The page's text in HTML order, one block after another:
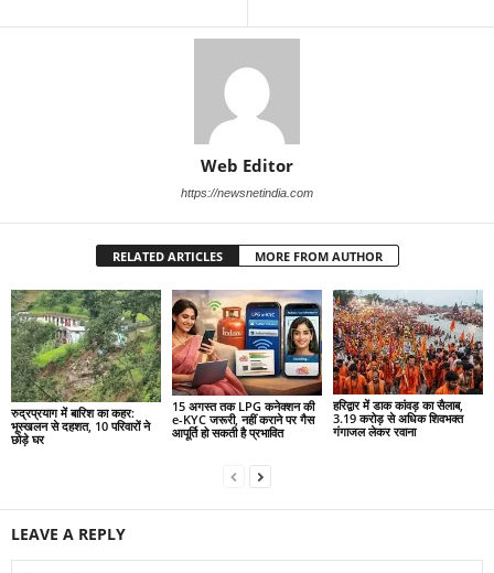
Web Editor
https://newsnetindia.com
RELATED ARTICLES MORE FROM AUTHOR
रुद्रप्रयाग में बारिश का कहर:
भूस्खलन से दहशत, 10 परिवारों ने
छोड़े घर
15 अगस्त तक LPG कनेक्शन की
e-KYC जरूरी, नहीं कराने पर गैस
आपूर्ति हो सकती है प्रभावित
हरिद्वार में डाक कांवड़ का सैलाब,
3.19 करोड़ से अधिक शिवभक्त
गंगाजल लेकर रवाना
LEAVE A REPLY